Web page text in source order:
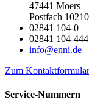
47441 Moers
Postfach
02841 104-0
02841 104-
info@enni.de
Zum Kontaktformular
Service-Nummern